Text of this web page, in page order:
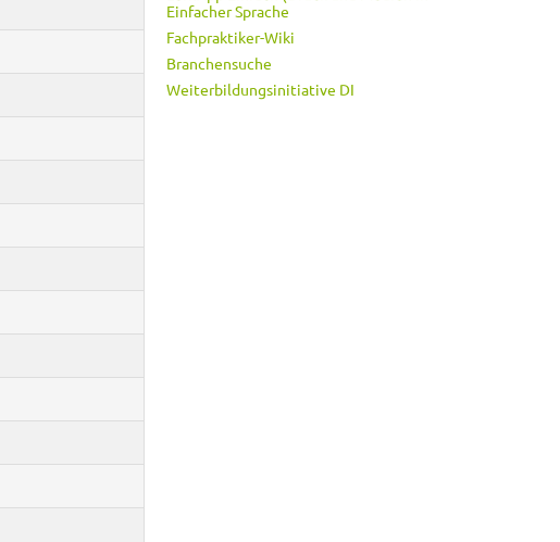
Einfacher Sprache
Fachpraktiker-Wiki
Branchensuche
Weiterbildungsinitiative DI